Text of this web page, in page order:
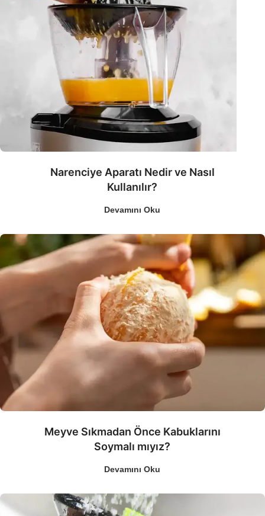
Narenciye Aparatı Nedir ve Nasıl
Kullanılır?
Devamını Oku
Meyve Sıkmadan Önce Kabuklarını
Soymalı mıyız?
Devamını Oku